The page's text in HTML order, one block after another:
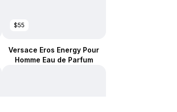
$55
Versace Eros Energy Pour
Homme Eau de Parfum